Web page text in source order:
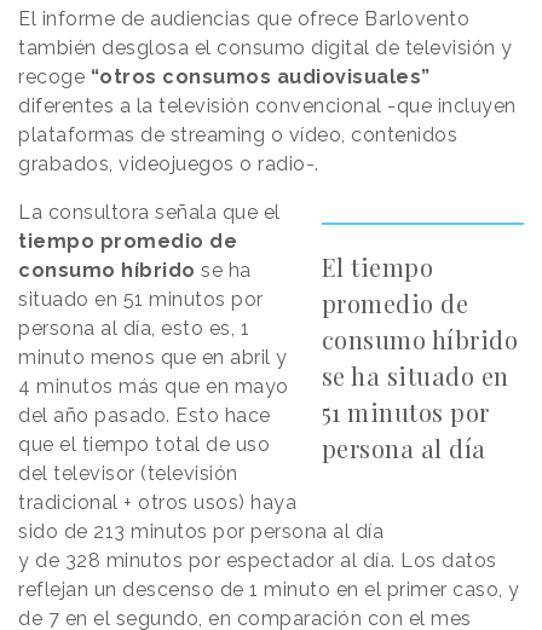
El informe de audiencias que ofrece Barlovento
también desglosa el consumo digital de televisión y
recoge “otros consumos audiovisuales”
diferentes a la televisión convencional -que incluyen
plataformas de streaming o vídeo, contenidos
grabados, videojuegos o radio-.
El tiempo
promedio de
consumo híbrido
se ha situado en
51 minutos por
persona al día
La consultora señala que el
tiempo promedio de
consumo híbrido se ha
situado en 51 minutos por
persona al día, esto es, 1
minuto menos que en abril y
4 minutos más que en mayo
del año pasado. Esto hace
que el tiempo total de uso
del televisor (televisión
tradicional + otros usos) haya
sido de 213 minutos por persona al día
y de 328 minutos por espectador al día. Los datos
reflejan un descenso de 1 minuto en el primer caso, y
de 7 en el segundo, en comparación con el mes